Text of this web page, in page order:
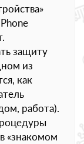
защиту
из
как
работа).
«знакомом